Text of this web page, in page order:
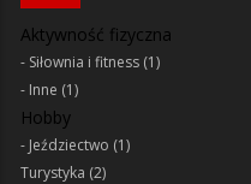
Aktywność fizyczna
Siłownia i fitness (1)
Inne (1)
Hobby
Jeździectwo (1)
Turystyka (2)